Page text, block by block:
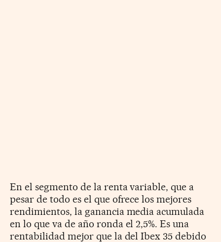
En el segmento de la renta variable, que a
pesar de todo es el que ofrece los mejores
rendimientos, la ganancia media acumulada
en lo que va de año ronda el 2,5%. Es una
rentabilidad mejor que la del Ibex 35 debido